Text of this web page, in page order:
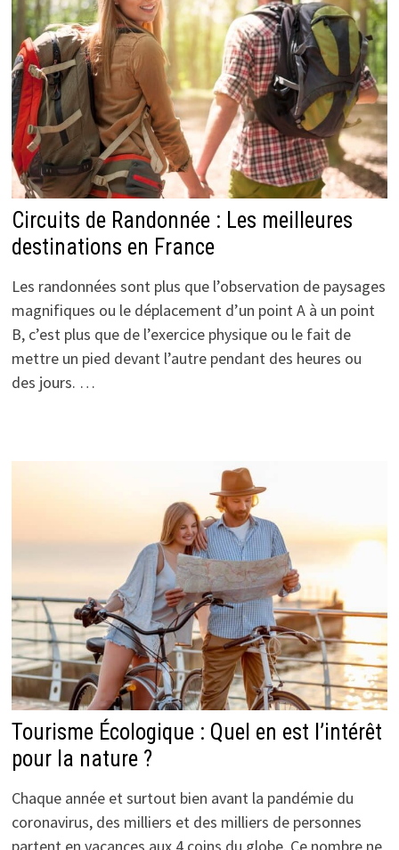
Circuits de Randonnée : Les meilleures
destinations en France
Les randonnées sont plus que l’observation de paysages
magnifiques ou le déplacement d’un point A à un point
B, c’est plus que de l’exercice physique ou le fait de
mettre un pied devant l’autre pendant des heures ou
des jours. …
Tourisme Écologique : Quel en est l’intérêt
pour la nature ?
Chaque année et surtout bien avant la pandémie du
coronavirus, des milliers et des milliers de personnes